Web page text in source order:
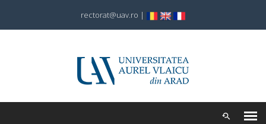
rectorat@uav.ro |